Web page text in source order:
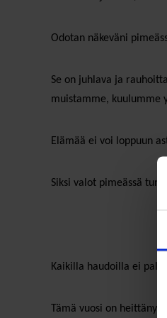
Odotan näkeväni
Se on juhlava ja
muistamme, kuulumme
Elämää ei voi loppuun
Siksi valot pimeässä
Kaikilla haudoilla ei
Tämä vuosi on